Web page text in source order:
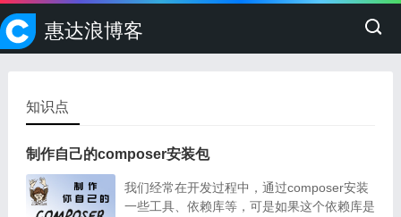
惠达浪博客
知识点
制作自己的composer安装包
我们经常在开发过程中，通过composer安装
一些工具、依赖库等，可是如果这个依赖库是